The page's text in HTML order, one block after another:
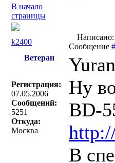
В начало
страницы
k2400
Написано:
Сообщение
Ветеран
Регистрация:
07.05.2006
Сообщений:
5251
Откуда:
Москва
Ну
BD-
В